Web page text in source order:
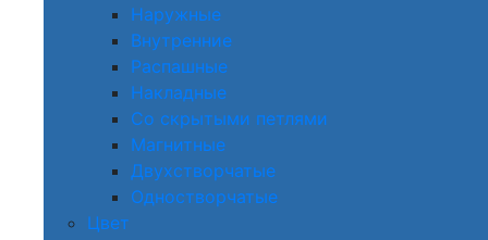
Наружные
Внутренние
Распашные
Накладные
Со скрытыми петлями
Магнитные
Двухстворчатые
Одностворчатые
Цвет